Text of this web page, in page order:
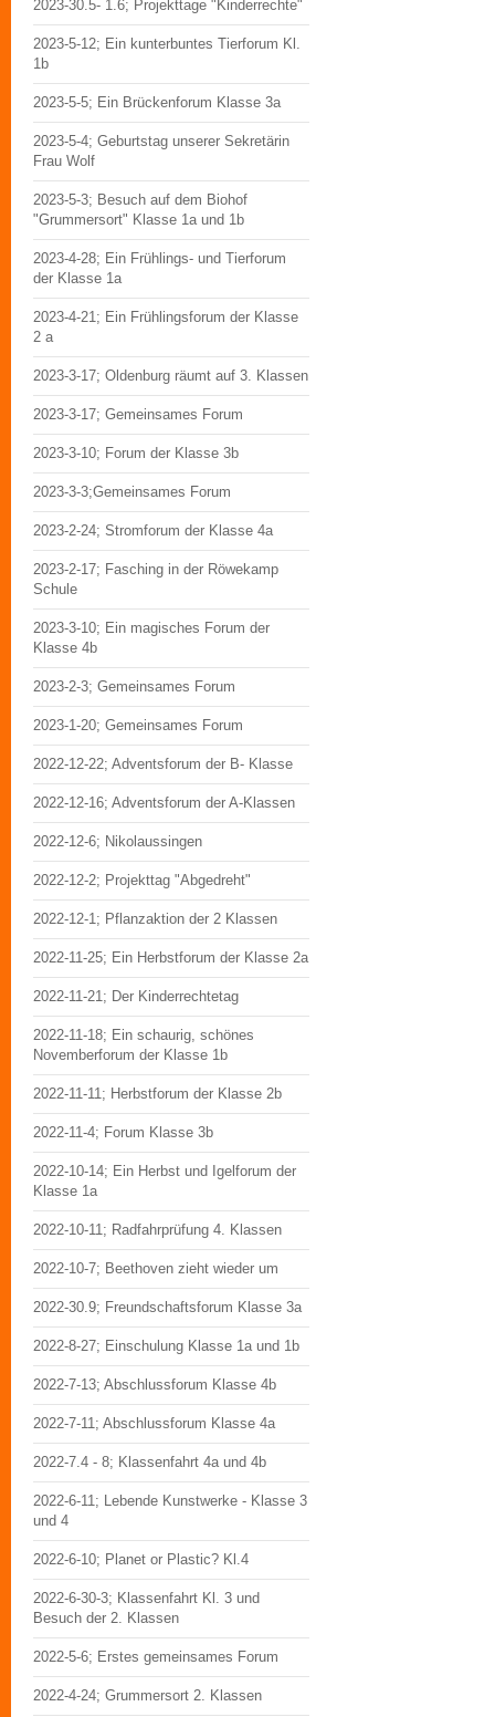
2023-30.5- 1.6; Projekttage "Kinderrechte"
2023-5-12; Ein kunterbuntes Tierforum Kl.
1b
2023-5-5; Ein Brückenforum Klasse 3a
2023-5-4; Geburtstag unserer Sekretärin
Frau Wolf
2023-5-3; Besuch auf dem Biohof
"Grummersort" Klasse 1a und 1b
2023-4-28; Ein Frühlings- und Tierforum
der Klasse 1a
2023-4-21; Ein Frühlingsforum der Klasse
2 a
2023-3-17; Oldenburg räumt auf 3. Klassen
2023-3-17; Gemeinsames Forum
2023-3-10; Forum der Klasse 3b
2023-3-3;Gemeinsames Forum
2023-2-24; Stromforum der Klasse 4a
2023-2-17; Fasching in der Röwekamp
Schule
2023-3-10; Ein magisches Forum der
Klasse 4b
2023-2-3; Gemeinsames Forum
2023-1-20; Gemeinsames Forum
2022-12-22; Adventsforum der B- Klasse
2022-12-16; Adventsforum der A-Klassen
2022-12-6; Nikolaussingen
2022-12-2; Projekttag "Abgedreht"
2022-12-1; Pflanzaktion der 2 Klassen
2022-11-25; Ein Herbstforum der Klasse 2a
2022-11-21; Der Kinderrechtetag
2022-11-18; Ein schaurig, schönes
Novemberforum der Klasse 1b
2022-11-11; Herbstforum der Klasse 2b
2022-11-4; Forum Klasse 3b
2022-10-14; Ein Herbst und Igelforum der
Klasse 1a
2022-10-11; Radfahrprüfung 4. Klassen
2022-10-7; Beethoven zieht wieder um
2022-30.9; Freundschaftsforum Klasse 3a
2022-8-27; Einschulung Klasse 1a und 1b
2022-7-13; Abschlussforum Klasse 4b
2022-7-11; Abschlussforum Klasse 4a
2022-7.4 - 8; Klassenfahrt 4a und 4b
2022-6-11; Lebende Kunstwerke - Klasse 3
und 4
2022-6-10; Planet or Plastic? Kl.4
2022-6-30-3; Klassenfahrt Kl. 3 und
Besuch der 2. Klassen
2022-5-6; Erstes gemeinsames Forum
2022-4-24; Grummersort 2. Klassen